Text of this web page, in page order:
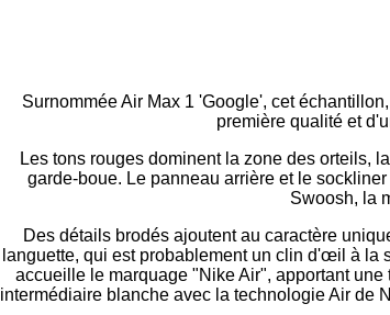
Surnommée Air Max 1 'Google', cet
première qualité et
Les tons rouges dominent la zone des orteils,
garde-boue. Le panneau arrière et le
Swoosh, la
Des détails brodés ajoutent au caractère
languette, qui est probablement un clin d'œil à la
accueille le marquage "Nike Air", apportant
intermédiaire blanche avec la technologie Air de